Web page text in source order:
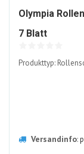
Olympia
7 Blatt
Produkttyp:
Versandinfo: